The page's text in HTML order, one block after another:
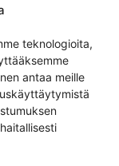
teknologioita,
antaa meille